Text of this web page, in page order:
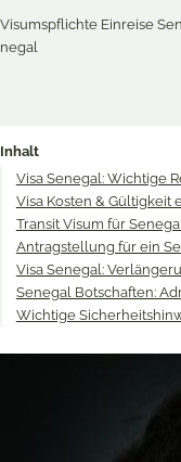
Twitter
Inhalt
Visa Senegal: Wichtige
Visa Kosten & Gültigkeit
Transit Visum für Senegal
Antragstellung für ein
Visa Senegal:
Senegal Botschaften:
Wichtige